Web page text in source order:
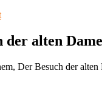
der alten